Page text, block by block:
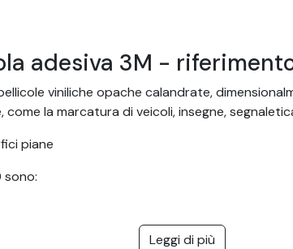
adesiva 3M -
viniliche opache calandrate,
la marcatura di veicoli, insegne,
piane
sono:
Leggi di più